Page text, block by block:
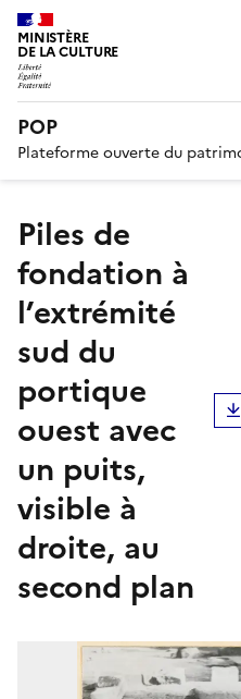
MINISTÈRE
DE LA CULTURE
POP
Plateforme ouverte du
Piles de
fondation à
l’extrémité
sud du
portique
ouest avec
un puits,
visible à
droite, au
second plan